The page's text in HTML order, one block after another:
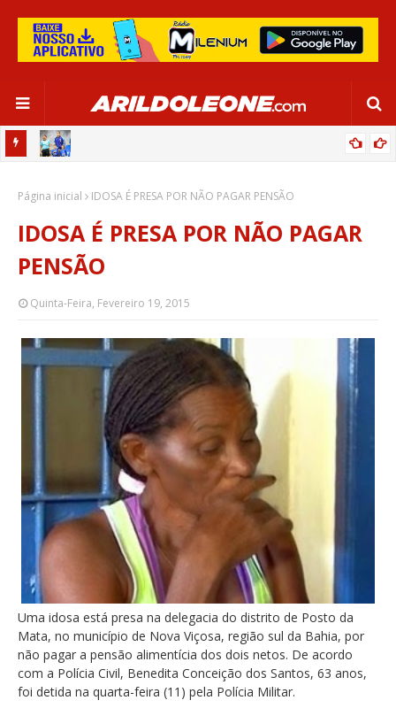
SALVADOR
Página inicial IDOSA É PRESA POR NÃO PAGAR PENSÃO
IDOSA É PRESA POR NÃO PAGAR
PENSÃO
Quinta-Feira, Fevereiro 19, 2015
Uma idosa está presa na delegacia do distrito de Posto da
Mata, no município de Nova Viçosa, região sul da Bahia, por
não pagar a pensão alimentícia dos dois netos. De acordo
com a Polícia Civil, Benedita Conceição dos Santos, 63 anos,
foi detida na quarta-feira (11) pela Polícia Militar.